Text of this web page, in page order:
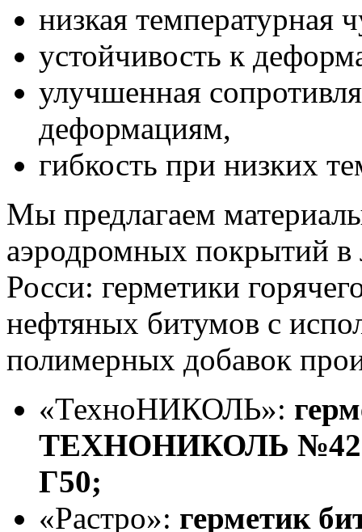
низкая температурная
устойчивость к
улучшенная
деформациям,
гибкость при низких
Мы предлагаем
аэродромных покрытий
Росси: герметики
нефтяных битумов с
полимерных добавок
«ТехноНИКОЛЬ»:
ТЕХНОНИКОЛЬ №42
Г50;
«Растро»: герметик